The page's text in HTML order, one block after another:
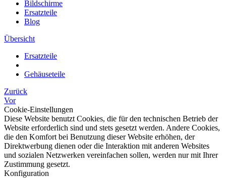
Bildschirme
Ersatzteile
Blog
Übersicht
Ersatzteile
Gehäuseteile
Zurück
Vor
Cookie-Einstellungen
Diese Website benutzt Cookies, die für den technischen Betrieb der
Website erforderlich sind und stets gesetzt werden. Andere Cookies,
die den Komfort bei Benutzung dieser Website erhöhen, der
Direktwerbung dienen oder die Interaktion mit anderen Websites
und sozialen Netzwerken vereinfachen sollen, werden nur mit Ihrer
Zustimmung gesetzt.
Konfiguration